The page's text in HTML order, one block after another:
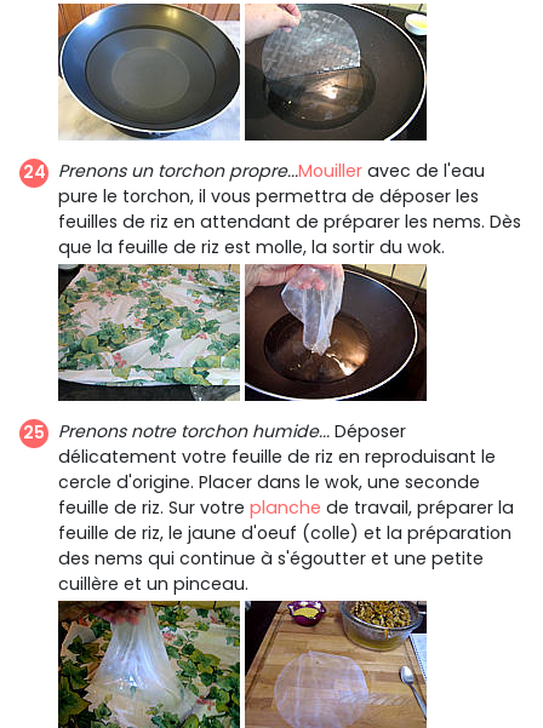
Prenons un torchon propre...Mouiller avec de l'eau
pure le torchon, il vous permettra de déposer les
feuilles de riz en attendant de préparer les nems. Dès
que la feuille de riz est molle, la sortir du wok.
Prenons notre torchon humide... Déposer
délicatement votre feuille de riz en reproduisant le
cercle d'origine. Placer dans le wok, une seconde
feuille de riz. Sur votre planche de travail, préparer la
feuille de riz, le jaune d'oeuf (colle) et la préparation
des nems qui continue à s'égoutter et une petite
cuillère et un pinceau.